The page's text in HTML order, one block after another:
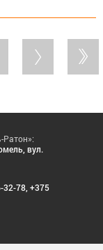
Ратон»:
вул.
32-78 +375